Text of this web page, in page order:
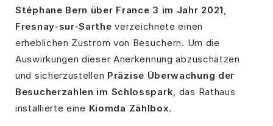
Stéphane Bern über France 3 im Jahr 2021,
Fresnay-sur-Sarthe verzeichnete einen
erheblichen Zustrom von Besuchern. Um die
Auswirkungen dieser Anerkennung abzuschätzen
und sicherzustellen Präzise Überwachung der
Besucherzahlen im Schlosspark, das Rathaus
installierte eine Kiomda Zählbox.